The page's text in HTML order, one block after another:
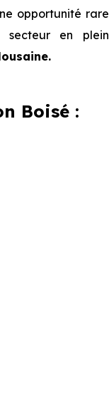
opportunité rare
en plein
Boisé :